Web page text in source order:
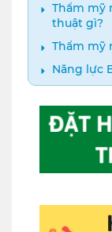
Thẩm mỹ
thuật gì?
Thẩm mỹ
Năng lực